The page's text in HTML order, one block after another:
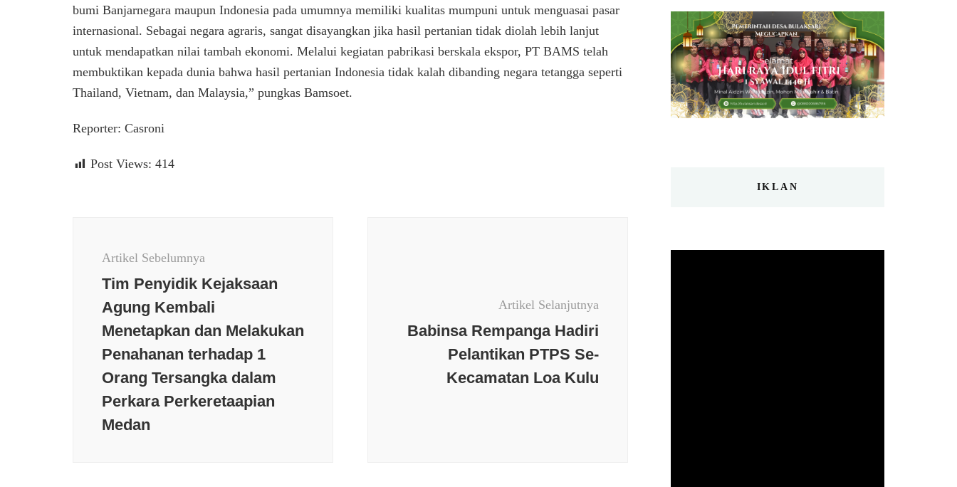
bumi Banjarnegara maupun Indonesia pada umumnya memiliki kualitas mumpuni untuk menguasai pasar
internasional. Sebagai negara agraris, sangat disayangkan jika hasil pertanian tidak diolah lebih lanjut
untuk mendapatkan nilai tambah ekonomi. Melalui kegiatan pabrikasi berskala ekspor, PT BAMS telah
membuktikan kepada dunia bahwa hasil pertanian Indonesia tidak kalah dibanding negara tetangga seperti
Thailand, Vietnam, dan Malaysia,” pungkas Bamsoet.
Reporter: Casroni
Post Views: 414
Artikel Sebelumnya
Tim Penyidik Kejaksaan
Agung Kembali
Menetapkan dan Melakukan
Penahanan terhadap 1
Orang Tersangka dalam
Perkara Perkeretaapian
Medan
Artikel Selanjutnya
Babinsa Rempanga Hadiri
Pelantikan PTPS Se-
Kecamatan Loa Kulu
Berita terkini
Kesehatan
IKLAN